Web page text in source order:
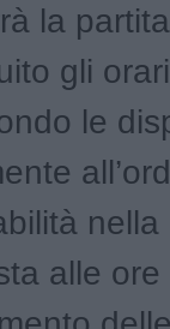
la
gli
le
alle ore